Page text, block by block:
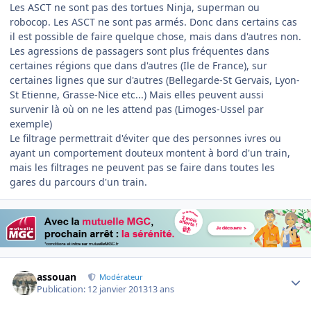
Les ASCT ne sont pas des tortues Ninja, superman ou
robocop. Les ASCT ne sont pas armés. Donc dans certains cas
il est possible de faire quelque chose, mais dans d'autres non.
Les agressions de passagers sont plus fréquentes dans
certaines régions que dans d'autres (Ile de France), sur
certaines lignes que sur d'autres (Bellegarde-St Gervais, Lyon-
St Etienne, Grasse-Nice etc...) Mais elles peuvent aussi
survenir là où on ne les attend pas (Limoges-Ussel par
exemple)
Le filtrage permettrait d'éviter que des personnes ivres ou
ayant un comportement douteux montent à bord d'un train,
mais les filtrages ne peuvent pas se faire dans toutes les
gares du parcours d'un train.
assouan Modérateur
Publication: 12 janvier 201313 ans